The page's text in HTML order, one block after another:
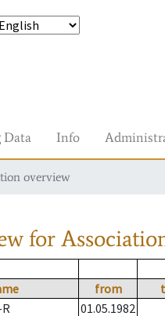
Data Info
overview
for
from
01.05.1982